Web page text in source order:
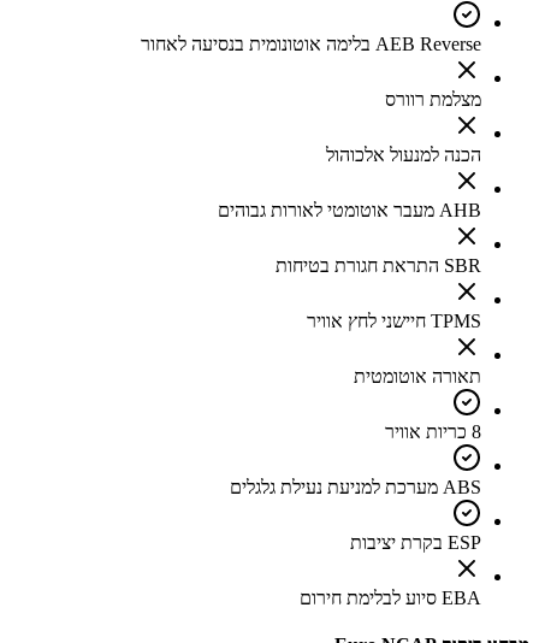
AEB Reverse בלימה אוטונומית בנסיעה לאחור
מצלמת רוורס
הכנה למנעול אלכוהול
AHB מעבר אוטומטי לאורות גבוהים
SBR התראת חגורת בטיחות
TPMS חיישני לחץ אוויר
תאורה אוטומטית
8 כריות אוויר
ABS מערכת למניעת נעילת גלגלים
ESP בקרת יציבות
EBA סיוע לבלימת חירום